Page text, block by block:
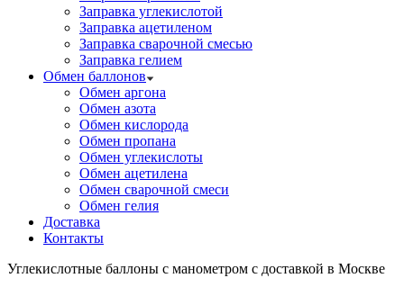
Заправка углекислотой
Заправка ацетиленом
Заправка сварочной смесью
Заправка гелием
Обмен баллонов
Обмен аргона
Обмен азота
Обмен кислорода
Обмен пропана
Обмен углекислоты
Обмен ацетилена
Обмен сварочной смеси
Обмен гелия
Доставка
Контакты
Углекислотные баллоны с манометром с доставкой в Москве